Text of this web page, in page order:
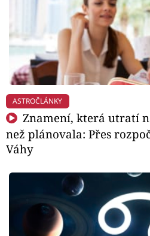
ASTROČLÁNKY
Znamení, která utratí
než plánovala: Přes
Váhy